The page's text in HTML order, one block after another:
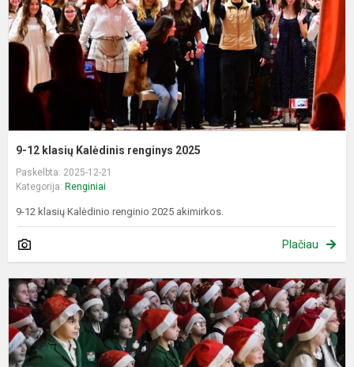
9-12 klasių Kalėdinis renginys 2025
Paskelbta: 2025-12-21
Kategorija: Renginiai
9-12 klasių Kalėdinio renginio 2025 akimirkos.
Plačiau